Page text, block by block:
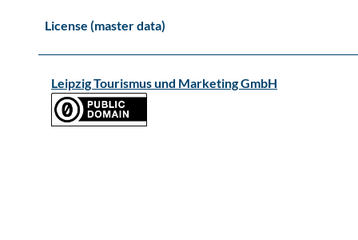
License (master data)
Leipzig Tourismus und Marketing GmbH